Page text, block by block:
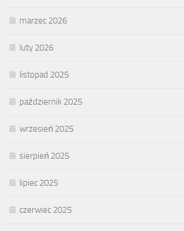
marzec 2026
luty 2026
listopad 2025
październik 2025
wrzesień 2025
sierpień 2025
lipiec 2025
czerwiec 2025